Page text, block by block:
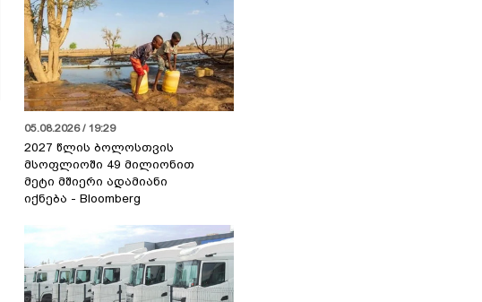
05.08.2026 / 19:29
2027 წლის ბოლოსთვის
მსოფლიოში 49 მილიონით
მეტი მშიერი ადამიანი
იქნება - Bloomberg